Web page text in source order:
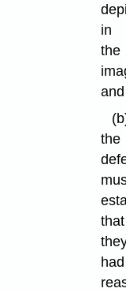
in
the
and
the
that
had